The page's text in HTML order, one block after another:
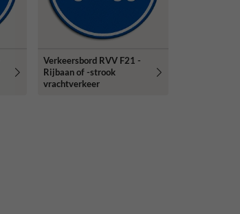
Verkeersbord RVV F21 -
Rijbaan of -strook
vrachtverkeer